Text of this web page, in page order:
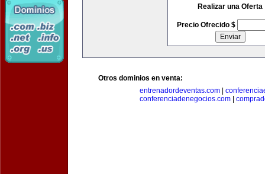
Realizar una Oferta
Precio Ofrecido $
Otros dominios en venta:
entrenadordeventas.com
conferenciadenegocios.com|